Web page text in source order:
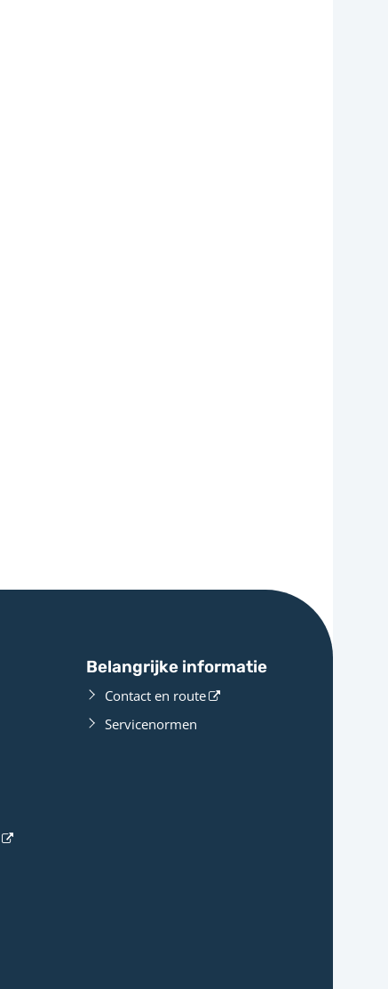
Belangrijke informatie
Contact en route
Servicenormen